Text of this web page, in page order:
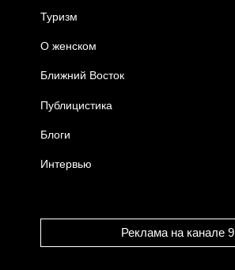
Туризм
О женском
Ближний Восток
Публицистика
Блоги
Интервью
Реклама на канале 9